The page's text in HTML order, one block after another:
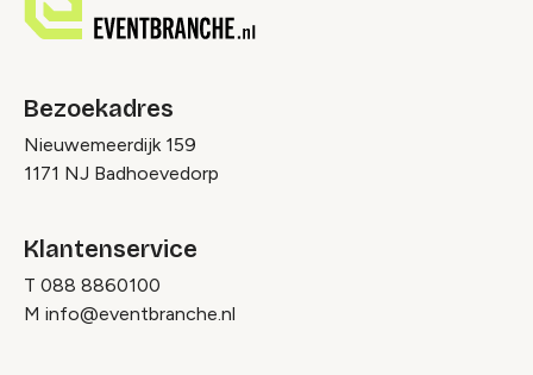
Bezoekadres
Nieuwemeerdijk 159
1171 NJ Badhoevedorp
Klantenservice
T 088 8860100
M info@eventbranche.nl